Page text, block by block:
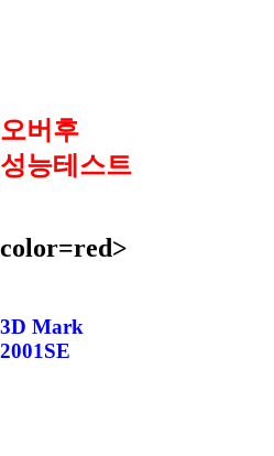
오버후
성능테스트
color=red>
3D Mark
2001SE